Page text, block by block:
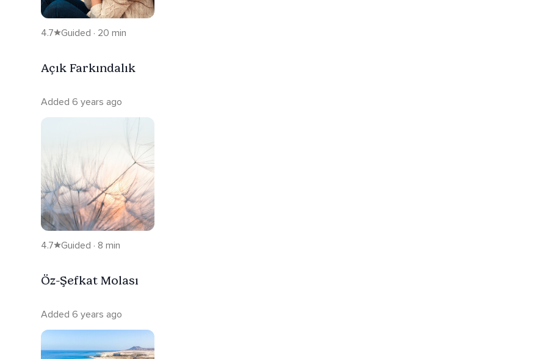
4.7 Guided · 20 min
Açık Farkındalık
Added 6 years ago
4.7 Guided · 8 min
Öz-Şefkat Molası
Added 6 years ago